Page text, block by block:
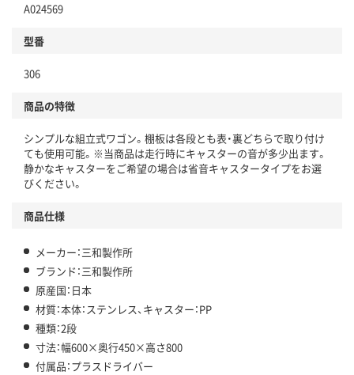
A024569
型番
306
商品の特徴
シンプルな組立式ワゴン。棚板は各段とも表・裏どちらで取り付け
ても使用可能。※当商品は走行時にキャスターの音が多少出ます。
静かなキャスターをご希望の場合は省音キャスタータイプをお選
びください。
商品仕様
メーカー：三和製作所
ブランド：三和製作所
原産国：日本
材質：本体：ステンレス、キャスター：PP
種類：2段
寸法：幅600×奥行450×高さ800
付属品：プラスドライバー